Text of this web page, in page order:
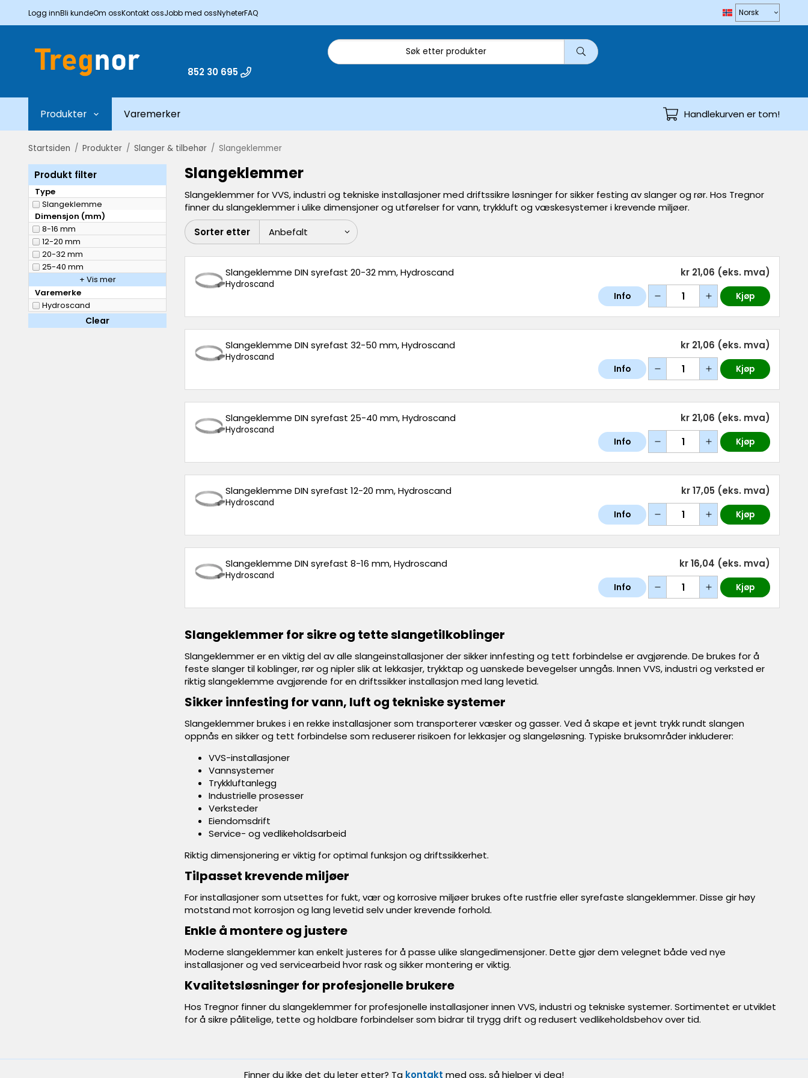
Logg innBli kundeOm ossKontakt ossJobb med ossNyheterFAQ
852 30 695
Produkter Varemerker Handlekurven er tom!
Startsiden / Produkter / Slanger & tilbehør / Slangeklemmer
Produkt filter
Type
Slangeklemme
Dimensjon (mm)
8-16 mm
12-20 mm
20-32 mm
25-40 mm
+ Vis mer
Varemerke
Hydroscand
Clear
Slangeklemmer
Slangeklemmer for VVS, industri og tekniske installasjoner med driftssikre løsninger for sikker festing av slanger og rør. Hos Tregnor
finner du slangeklemmer i ulike dimensjoner og utførelser for vann, trykkluft og væskesystemer i krevende miljøer.
Sorter etter
Slangeklemme DIN syrefast 20-32 mm, Hydroscand
Hydroscand
kr 21,06 (eks. mva)
Info Kjøp
Slangeklemme DIN syrefast 32-50 mm, Hydroscand
Hydroscand
kr 21,06 (eks. mva)
Info Kjøp
Slangeklemme DIN syrefast 25-40 mm, Hydroscand
Hydroscand
kr 21,06 (eks. mva)
Info Kjøp
Slangeklemme DIN syrefast 12-20 mm, Hydroscand
Hydroscand
kr 17,05 (eks. mva)
Info Kjøp
Slangeklemme DIN syrefast 8-16 mm, Hydroscand
Hydroscand
kr 16,04 (eks. mva)
Info Kjøp
Slangeklemmer for sikre og tette slangetilkoblinger
Slangeklemmer er en viktig del av alle slangeinstallasjoner der sikker innfesting og tett forbindelse er avgjørende. De brukes for å
feste slanger til koblinger, rør og nipler slik at lekkasjer, trykktap og uønskede bevegelser unngås. Innen VVS, industri og verksted er
riktig slangeklemme avgjørende for en driftssikker installasjon med lang levetid.
Sikker innfesting for vann, luft og tekniske systemer
Slangeklemmer brukes i en rekke installasjoner som transporterer væsker og gasser. Ved å skape et jevnt trykk rundt slangen
oppnås en sikker og tett forbindelse som reduserer risikoen for lekkasjer og slangeløsning. Typiske bruksområder inkluderer:
VVS-installasjoner
Vannsystemer
Trykkluftanlegg
Industrielle prosesser
Verksteder
Eiendomsdrift
Service- og vedlikeholdsarbeid
Riktig dimensjonering er viktig for optimal funksjon og driftssikkerhet.
Tilpasset krevende miljøer
For installasjoner som utsettes for fukt, vær og korrosive miljøer brukes ofte rustfrie eller syrefaste slangeklemmer. Disse gir høy
motstand mot korrosjon og lang levetid selv under krevende forhold.
Enkle å montere og justere
Moderne slangeklemmer kan enkelt justeres for å passe ulike slangedimensjoner. Dette gjør dem velegnet både ved nye
installasjoner og ved servicearbeid hvor rask og sikker montering er viktig.
Kvalitetsløsninger for profesjonelle brukere
Hos Tregnor finner du slangeklemmer for profesjonelle installasjoner innen VVS, industri og tekniske systemer. Sortimentet er utviklet
for å sikre pålitelige, tette og holdbare forbindelser som bidrar til trygg drift og redusert vedlikeholdsbehov over tid.
Finner du ikke det du leter etter? Ta kontakt med oss, så hjelper vi deg!